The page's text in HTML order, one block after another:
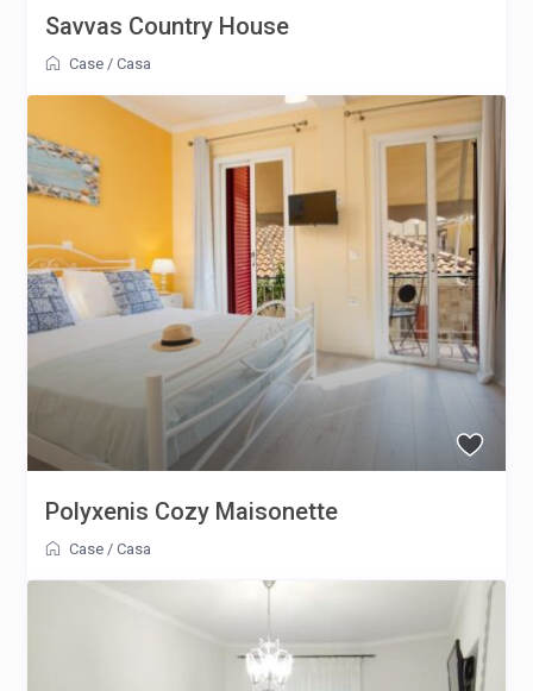
Savvas Country House
Case /Casa
Polyxenis Cozy Maisonette
Case /Casa